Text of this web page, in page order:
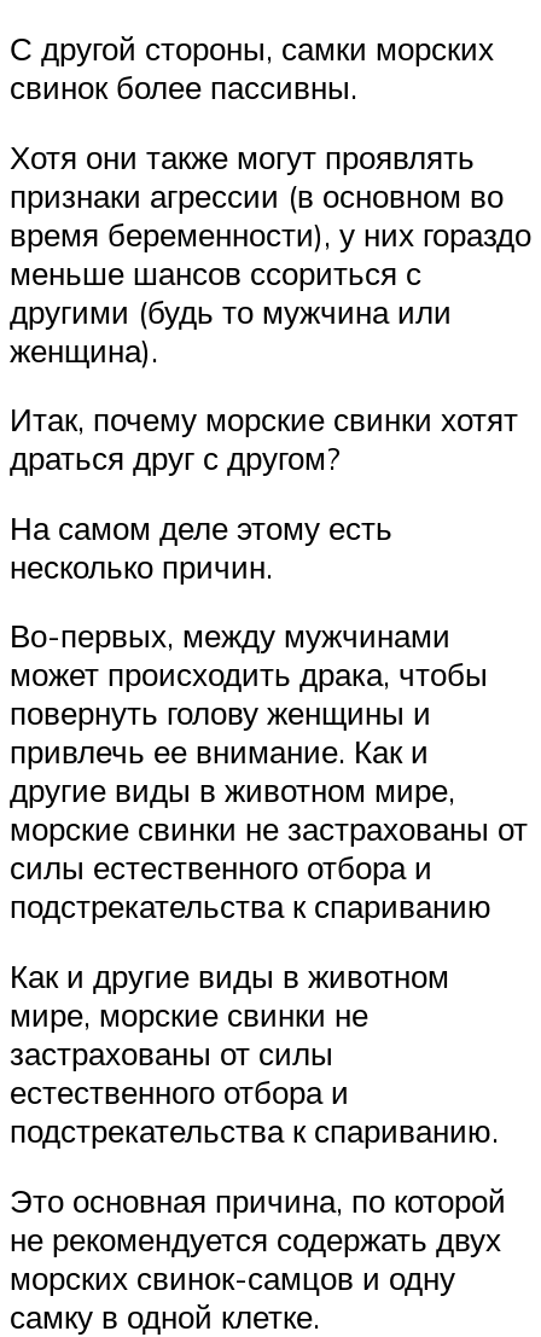
С другой стороны, самки морских
свинок более пассивны.
Хотя они также могут проявлять
признаки агрессии (в основном во
время беременности), у них гораздо
меньше шансов ссориться с
другими (будь то мужчина или
женщина).
Итак, почему морские свинки хотят
драться друг с другом?
На самом деле этому есть
несколько причин.
Во-первых, между мужчинами
может происходить драка, чтобы
повернуть голову женщины и
привлечь ее внимание. Как и
другие виды в животном мире,
морские свинки не застрахованы от
силы естественного отбора и
подстрекательства к спариванию
Как и другие виды в животном
мире, морские свинки не
застрахованы от силы
естественного отбора и
подстрекательства к спариванию.
Это основная причина, по которой
не рекомендуется содержать двух
морских свинок-самцов и одну
самку в одной клетке.